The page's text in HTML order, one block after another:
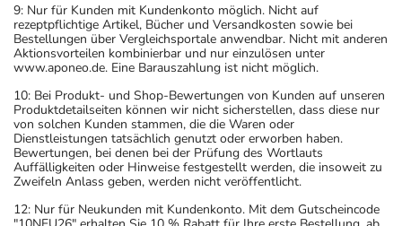
9: Nur für Kunden mit Kundenkonto möglich. Nicht auf
rezeptpflichtige Artikel, Bücher und Versandkosten sowie bei
Bestellungen über Vergleichsportale anwendbar. Nicht mit anderen
Aktionsvorteilen kombinierbar und nur einzulösen unter
www.aponeo.de. Eine Barauszahlung ist nicht möglich.
10: Bei Produkt- und Shop-Bewertungen von Kunden auf unseren
Produktdetailseiten können wir nicht sicherstellen, dass diese nur
von solchen Kunden stammen, die die Waren oder
Dienstleistungen tatsächlich genutzt oder erworben haben.
Bewertungen, bei denen bei der Prüfung des Wortlauts
Auffälligkeiten oder Hinweise festgestellt werden, die insoweit zu
Zweifeln Anlass geben, werden nicht veröffentlicht.
12: Nur für Neukunden mit Kundenkonto. Mit dem Gutscheincode